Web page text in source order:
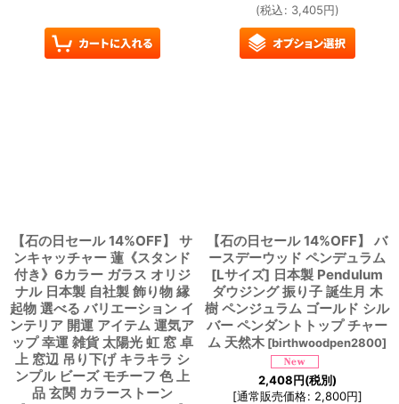
(税込: 3,405円)
【石の日セール 14%OFF】 サ
ンキャッチャー 蓮《スタンド
付き》6カラー ガラス オリジ
ナル 日本製 自社製 飾り物 縁
起物 選べる バリエーション イ
ンテリア 開運 アイテム 運気ア
ップ 幸運 雑貨 太陽光 虹 窓 卓
上 窓辺 吊り下げ キラキラ シ
ンプル ビーズ モチーフ 色 上
品 玄関 カラーストーン
【石の日セール 14%OFF】 バ
ースデーウッド ペンデュラム
[Lサイズ] 日本製 Pendulum
ダウジング 振り子 誕生月 木
樹 ペンジュラム ゴールド シル
バー ペンダントトップ チャー
ム 天然木 [birthwoodpen2800]
2,408円(税別)
[通常販売価格: 2,800円]